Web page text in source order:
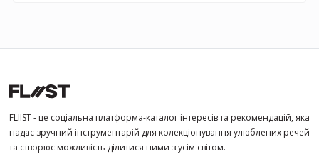
FLIIST - це соціальна платформа-каталог інтересів та рекомендацій, яка
надає зручний інструментарій для колекціонування улюблених речей
та створює можливість ділитися ними з усім світом.